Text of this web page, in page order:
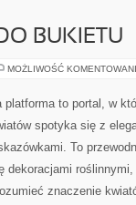
BUKIETU
MOŻLIWOŚĆ
platforma to portal, w
spotyka się z
To
dekoracjami
znaczenie